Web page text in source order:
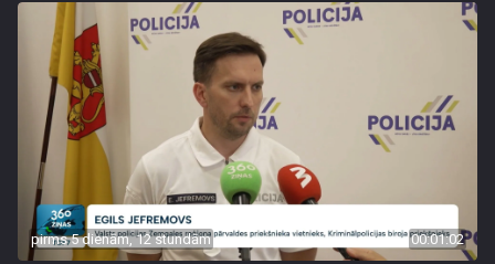
pirms 5 dienām, 12 stundām 00:01:02